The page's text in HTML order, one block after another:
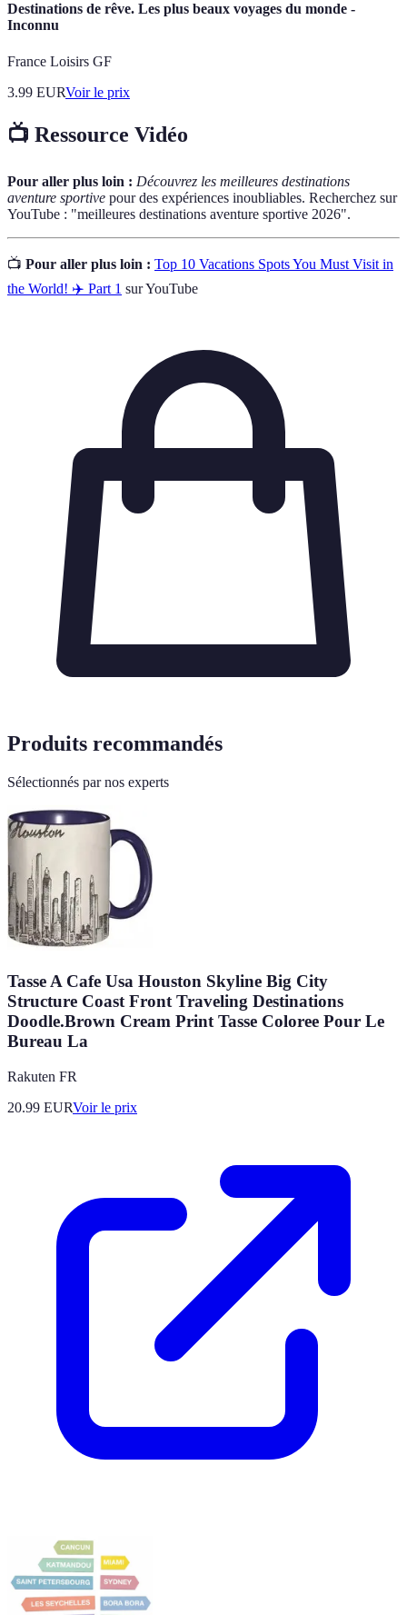
Destinations de rêve. Les plus beaux voyages du monde -
Inconnu
France Loisirs GF
3.99 EURVoir le prix
📺 Ressource Vidéo
Pour aller plus loin : Découvrez les meilleures destinations
aventure sportive pour des expériences inoubliables. Recherchez sur
YouTube : "meilleures destinations aventure sportive 2026".
📺 Pour aller plus loin : Top 10 Vacations Spots You Must Visit in
the World! ✈️ Part 1 sur YouTube
Produits recommandés
Sélectionnés par nos experts
Tasse A Cafe Usa Houston Skyline Big City
Structure Coast Front Traveling Destinations
Doodle.Brown Cream Print Tasse Coloree Pour Le
Bureau La
Rakuten FR
20.99 EURVoir le prix